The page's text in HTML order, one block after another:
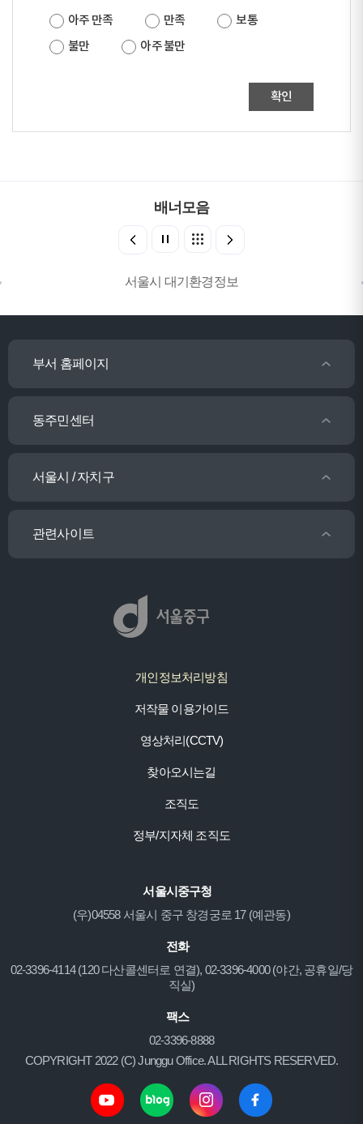
아주 만족 만족
보통
불만
아주 불만
확인
배너모음
서울시 대기환경정보
부서 홈페이지
동주민센터
서울시 / 자치구
관련사이트
개인정보처리방침
저작물 이용가이드
영상처리(CCTV)
찾아오시는길
조직도
정부/지자체 조직도
서울시중구청
(우)04558 서울시 중구 창경궁로 17 (예관동)
전화
02-3396-4114 (120 다산콜센터로 연결), 02-3396-4000 (야간, 공휴일/당
직실)
팩스
02-3396-8888
COPYRIGHT 2022 (C) Junggu Office. ALL RIGHTS RESERVED.